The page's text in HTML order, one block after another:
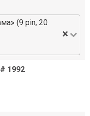
(9 pin, 20
×
1992